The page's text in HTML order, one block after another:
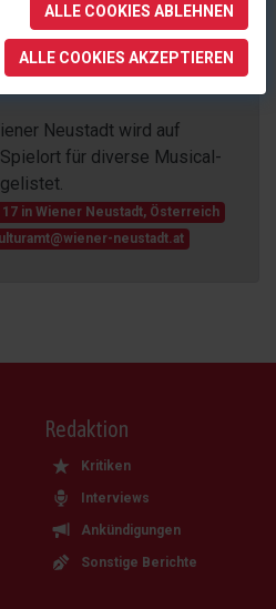
Neustadt wird auf
für diverse Musical-
in Wiener Neustadt, Österreich
neustadt.at
Redaktion
Kritiken
Interviews
Ankündigungen
Sonstige Berichte
ALLE COOKIES ABLEHNEN
ALLE COOKIES AKZEPTIEREN